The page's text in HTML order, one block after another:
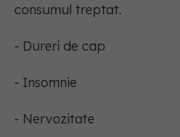
consumul treptat.
- Dureri de cap
- Insomnie
- Nervozitate